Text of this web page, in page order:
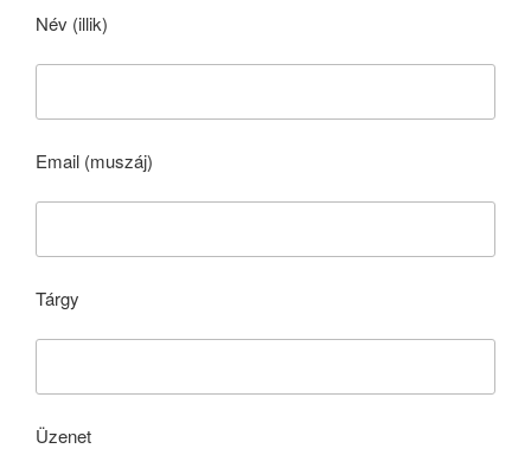
Név (illik)
Email (muszáj)
Tárgy
Üzenet